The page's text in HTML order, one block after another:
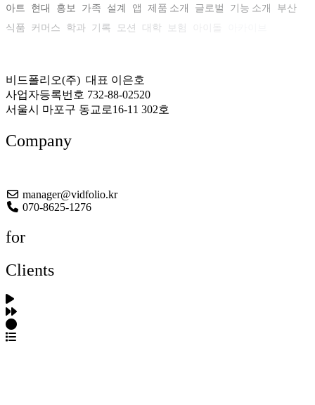
아트
현대 홍보 가족 설계 앱 제품 소개 글로벌 기능 소개
부산
식품
커머스 학과 기록 모션 대학 보험
비드폴리오(주) 대표 이은호
사업자등록번호 732-88-02520
서울시 마포구 동교로16-11 302호
Company
manager@vidfolio.kr
070-8625-1276
for
Clients